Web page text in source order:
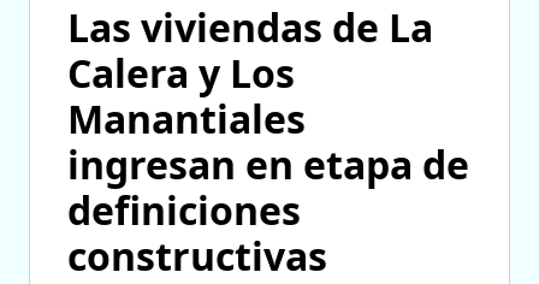
Las viviendas de La
Calera y Los
Manantiales
ingresan en etapa de
definiciones
constructivas